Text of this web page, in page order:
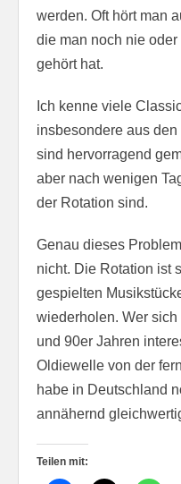
werden. Oft hört man
die man noch nie
gehört hat.
Ich kenne viele
insbesondere aus
sind hervorragend
aber nach wenigen
der Rotation sind.
Genau dieses
nicht. Die Rotation ist
gespielten
wiederholen. Wer
und 90er Jahren
Oldiewelle von der
habe in Deutschland
annähernd
Teilen mit: